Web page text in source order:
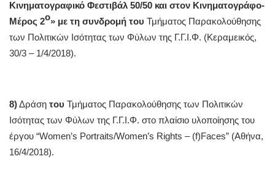
Κινηματογραφικό Φεστιβάλ 50/50 και στον Κινηματογράφο-
Μέρος 2ο» με τη συνδρομή του Τμήματος Παρακολούθησης
των Πολιτικών Ισότητας των Φύλων της Γ.Γ.Ι.Φ. (Κεραμεικός,
30/3 – 1/4/2018).
8)Δράση του Τμήματος Παρακολούθησης των Πολιτικών
Ισότητας των Φύλων της Γ.Γ.Ι.Φ. στο πλαίσιο υλοποίησης του
έργου “Women’s Portraits/Women’s Rights – (f)Faces” (Αθήνα,
16/4/2018).